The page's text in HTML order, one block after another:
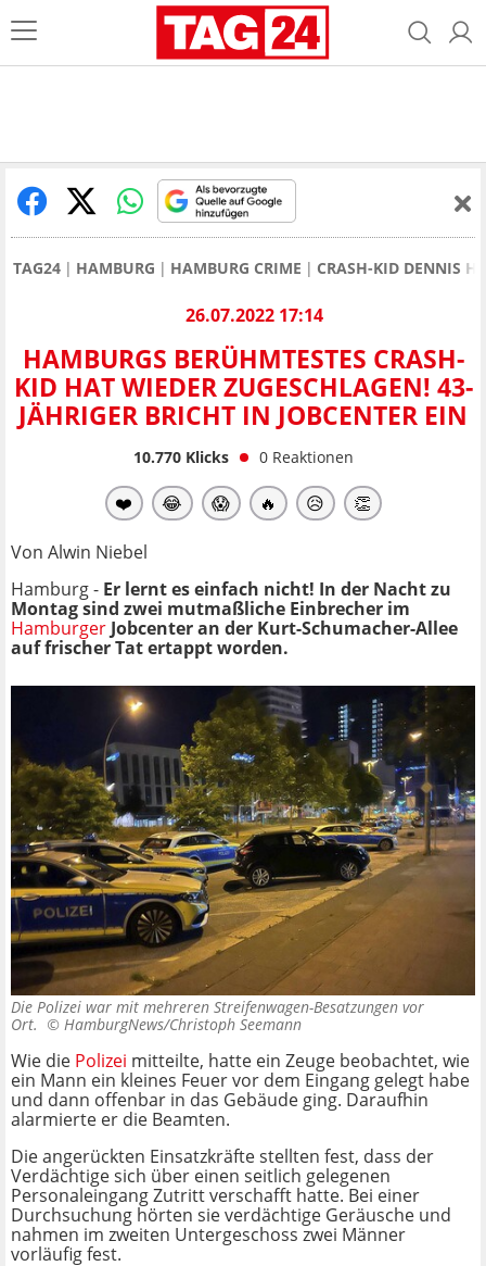
TAG24 HAMBURG HAMBURG CRIME CRASH-KID DENNIS
26.07.2022 17:14
HAMBURGS BERÜHMTESTES CRASH-
KID HAT WIEDER ZUGESCHLAGEN! 43-
JÄHRIGER BRICHT IN JOBCENTER EIN
10.770Klicks 0 Reaktionen
❤️ 😂 😱 🔥 😥 👏
Von Alwin Niebel
Hamburg - Er lernt es einfach nicht! In der Nacht zu
Montag sind zwei mutmaßliche Einbrecher im
Hamburger Jobcenter an der Kurt-Schumacher-Allee
auf frischer Tat ertappt worden.
Die Polizei war mit mehreren Streifenwagen-Besatzungen vor
Ort. © HamburgNews/Christoph Seemann
Wie die Polizei mitteilte, hatte ein Zeuge beobachtet, wie
ein Mann ein kleines Feuer vor dem Eingang gelegt habe
und dann offenbar in das Gebäude ging. Daraufhin
alarmierte er die Beamten.
Die angerückten Einsatzkräfte stellten fest, dass der
Verdächtige sich über einen seitlich gelegenen
Personaleingang Zutritt verschafft hatte. Bei einer
Durchsuchung hörten sie verdächtige Geräusche und
nahmen im zweiten Untergeschoss zwei Männer
vorläufig fest.